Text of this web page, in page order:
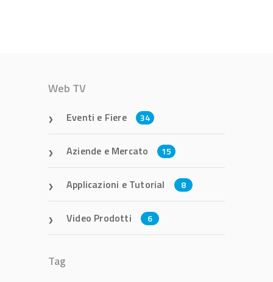
Web TV
Eventi e Fiere 34
Aziende e Mercato 15
Applicazioni e Tutorial 8
Video Prodotti 6
Tag